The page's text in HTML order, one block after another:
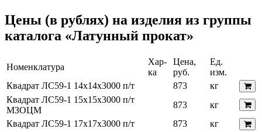
Цены (в рублях) на изделия из группы
каталога «Латунный прокат»
Номенклатура
Хар-
ка
Цена,
руб.
Ед.
изм.
Квадрат ЛС59-1 14х14х3000 п/т
873
кг
Квадрат ЛС59-1 15х15х3000 п/т
МЗОЦМ
873
кг
Квадрат ЛС59-1 17х17х3000 п/т
873
кг